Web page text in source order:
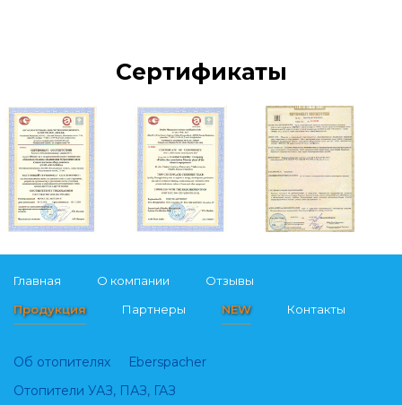
Сертификаты
Главная О компании
Отзывы
Продукция
Партнеры NEW Контакты
Об отопителях
Еberspacher
Отопители УАЗ, ПАЗ, ГАЗ